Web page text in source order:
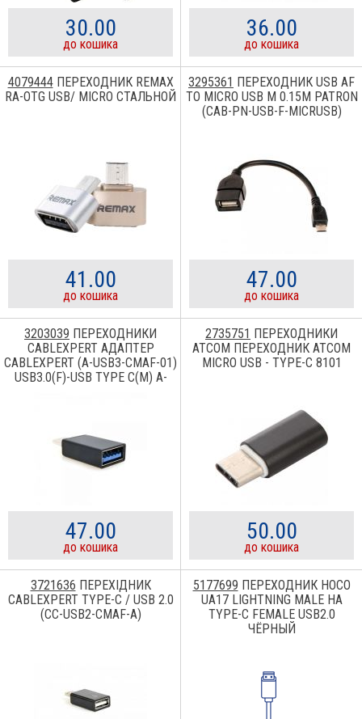
30.00
до кошика
36.00
до кошика
4079444ПЕРЕХОДНИК REMAX
RA-OTG USB/ MICRO СТАЛЬНОЙ
41.00
до кошика
3295361 ПЕРЕХОДНИК USB AF
TO MICRO USB M 0.15M PATRON
(CAB-PN-USB-F-MICRUSB)
47.00
до кошика
3203039 ПЕРЕХОДНИКИ
CABLEXPERT АДАПТЕР
CABLEXPERT (A-USB3-CMAF-01)
USB3.0(F)-USB TYPE C(M) A-
47.00
до кошика
2735751 ПЕРЕХОДНИКИ
ATCOM ПЕРЕХОДНИК ATCOM
MICRO USB - TYPE-C 8101
50.00
до кошика
3721636 ПЕРЕХІДНИК
CABLEXPERT TYPE-C / USB 2.0
(CC-USB2-CMAF-A)
5177699 ПЕРЕХОДНИК HOCO
UA17 LIGHTNING MALE НА
TYPE-C FEMALE USB2.0
ЧЁРНЫЙ